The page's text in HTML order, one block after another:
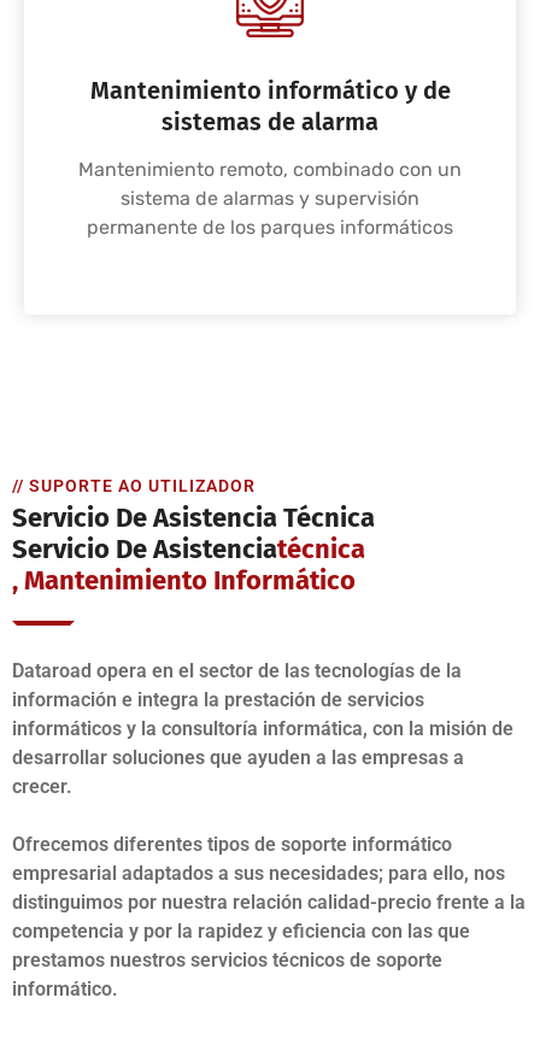
Mantenimiento informático y de
sistemas de alarma
Mantenimiento remoto, combinado con un
sistema de alarmas y supervisión
permanente de los parques informáticos
// SUPORTE AO UTILIZADOR
Servicio De Asistencia Técnica
Servicio De AsistenciaTécnica
, Mantenimiento Informático
Dataroad opera en el sector de las tecnologías de la
información e integra la prestación de servicios
informáticos y la consultoría informática, con la misión de
desarrollar soluciones que ayuden a las empresas a
crecer.
Ofrecemos diferentes tipos de soporte informático
empresarial adaptados a sus necesidades; para ello, nos
distinguimos por nuestra relación calidad-precio frente a la
competencia y por la rapidez y eficiencia con las que
prestamos nuestros servicios técnicos de soporte
informático.